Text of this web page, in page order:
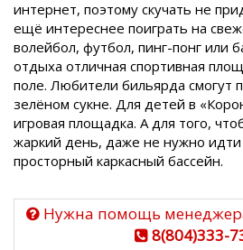
интернет, поэтому скучать не
ещё интереснее поиграть на
волейбол, футбол, пинг-понг или
отдыха отличная спортивная
поле. Любители бильярда смогут
зелёном сукне. Для детей в
игровая площадка. А для того,
жаркий день, даже не нужно идти
просторный каркасный бассейн.
Нужна помощь
8(804)333-